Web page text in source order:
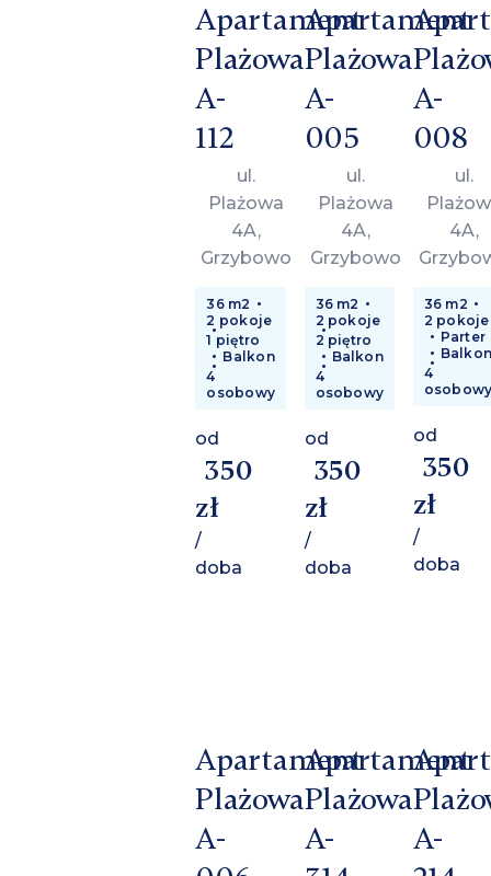
Apartament
Plażowa
A-
112
ul.
Plażowa
4A,
Grzybowo
36 m2
2 pokoje
1 piętro
Balkon
4
osobowy
od
350
zł
/
doba
Apartament
Plażowa
A-
005
ul.
Plażowa
4A,
Grzybowo
36 m2
2 pokoje
2 piętro
Balkon
4
osobowy
od
350
zł
/
doba
A-
008
ul.
4A,
36 m2
2 pokoje
Parter
4
od
350
zł
/
doba
Apartament
Plażowa
A-
Apartament
Plażowa
A-
A-